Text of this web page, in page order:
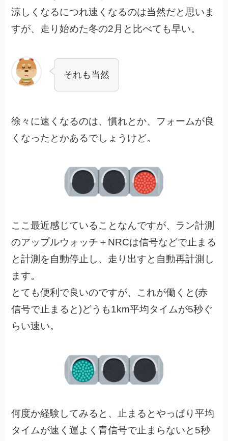
涼しくなるにつれ速くなるのは当然だと思いま
すが、走り始めた冬の2月と比べても早い。
それも当然
徐々に速くなるのは、慣れとか、フォームが良
くなったとかあるでしょうけど。
ここ最近感じていることなんですが、ラン計測
のアップルウォッチ＋NRCは信号などで止まる
と計測を自動停止し、走り出すと自動再計測し
ます。
とても便利で良いのですが、これが働くと(赤
信号で止まると)どうも1km平均タイムが5秒ぐ
らい速い。
何度か経験してみると、止まるとやっぱり平均
タイムが速く運よく青信号で止まらないと5秒